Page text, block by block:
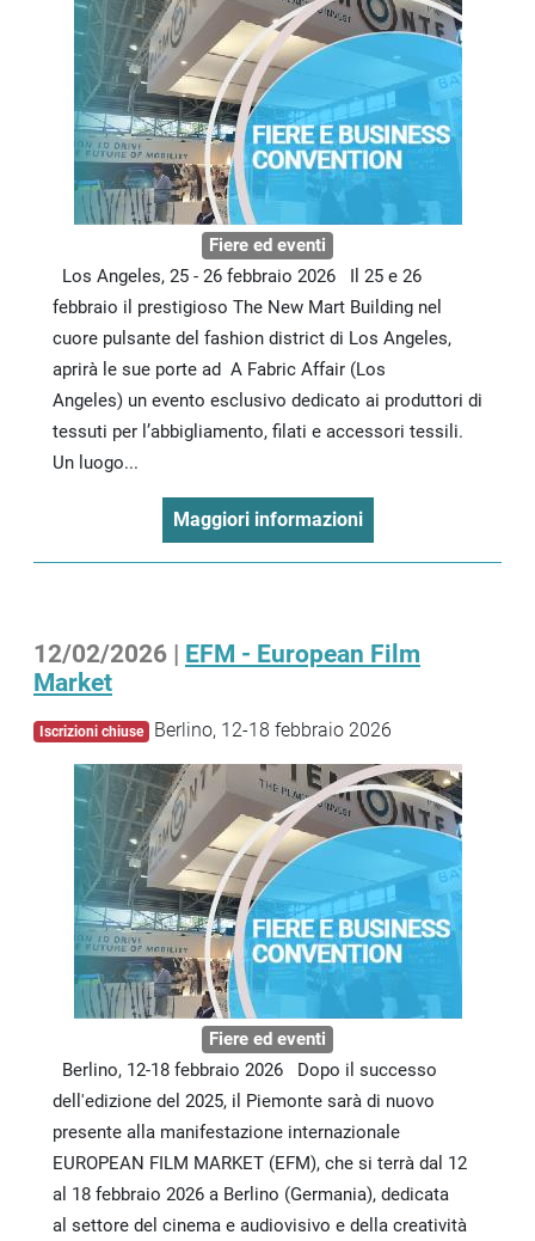
Fiere ed eventi
Los Angeles, 25 - 26 febbraio 2026 Il 25 e 26
febbraio il prestigioso The New Mart Building nel
cuore pulsante del fashion district di Los Angeles,
aprirà le sue porte ad A Fabric Affair (Los
Angeles) un evento esclusivo dedicato ai produttori di
tessuti per l’abbigliamento, filati e accessori tessili.
Un luogo...
Maggiori informazioni
12/02/2026 | EFM - European Film
Market
Iscrizioni chiuse Berlino, 12-18 febbraio 2026
Fiere ed eventi
Berlino, 12-18 febbraio 2026 Dopo il successo
dell'edizione del 2025, il Piemonte sarà di nuovo
presente alla manifestazione internazionale
EUROPEAN FILM MARKET (EFM), che si terrà dal 12
al 18 febbraio 2026 a Berlino (Germania), dedicata
al settore del cinema e audiovisivo e della creatività